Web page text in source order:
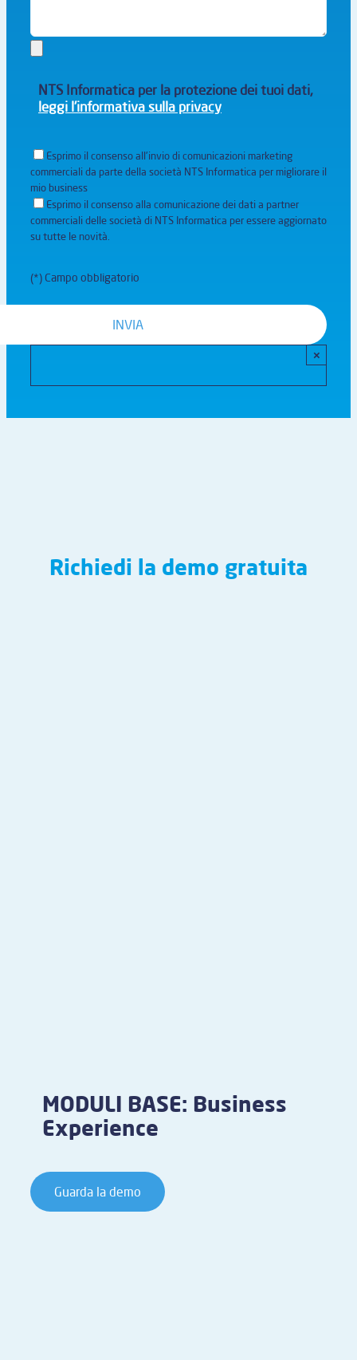
NTS Informatica per la protezione dei tuoi dati,
leggi l'informativa sulla privacy
Esprimo il consenso all'invio di comunicazioni marketing
commerciali da parte della società NTS Informatica per migliorare il
mio business
Esprimo il consenso alla comunicazione dei dati a partner
commerciali delle società di NTS Informatica per essere aggiornato
su tutte le novità.
(*) Campo obbligatorio
×
Richiedi la demo gratuita
MODULI BASE: Business
Experience
Guarda la demo